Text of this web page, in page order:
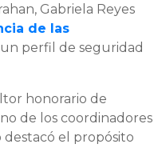
Gabriela Reyes
de las
un perfil de seguridad
honorario de
de los coordinadores
destacó el propósito